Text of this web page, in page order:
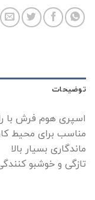
توضیحات
اسپری هوم فرش با
مناسب برای محیط
ماندگاری بسیار بالا
تازگی و خوشبو